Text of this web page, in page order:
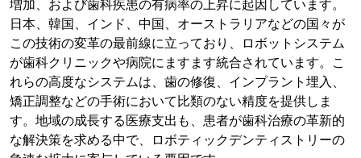
増加、および歯科疾患の有病率の上昇に起因しています。
日本、韓国、インド、中国、オーストラリアなどの国々が
この技術の変革の最前線に立っており、ロボットシステム
が歯科クリニックや病院にますます統合されています。こ
れらの高度なシステムは、歯の修復、インプラント埋入、
矯正調整などの手術において比類のない精度を提供しま
す。地域の成長する医療支出も、患者が歯科治療の革新的
な解決策を求める中で、ロボティックデンティストリーの